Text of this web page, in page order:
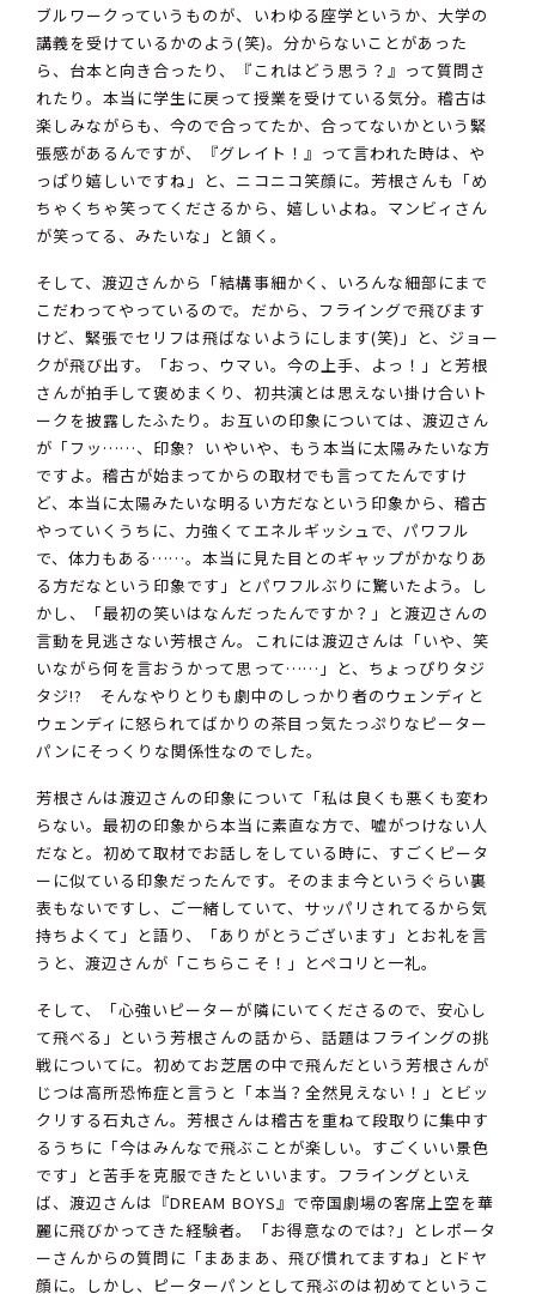
ブルワークっていうものが、いわゆる座学というか、大学の
講義を受けているかのよう(笑)。分からないことがあった
ら、台本と向き合ったり、『これはどう思う？』って質問さ
れたり。本当に学生に戻って授業を受けている気分。稽古は
楽しみながらも、今ので合ってたか、合ってないかという緊
張感があるんですが、『グレイト！』って言われた時は、や
っぱり嬉しいですね」と、ニコニコ笑顔に。芳根さんも「め
ちゃくちゃ笑ってくださるから、嬉しいよね。マンビィさん
が笑ってる、みたいな」と頷く。
そして、渡辺さんから「結構事細かく、いろんな細部にまで
こだわってやっているので。だから、フライングで飛びます
けど、緊張でセリフは飛ばないようにします(笑)」と、ジョー
クが飛び出す。「おっ、ウマい。今の上手、よっ！」と芳根
さんが拍手して褒めまくり、初共演とは思えない掛け合いト
ークを披露したふたり。お互いの印象については、渡辺さん
が「フッ……、印象? いやいや、もう本当に太陽みたいな方
ですよ。稽古が始まってからの取材でも言ってたんですけ
ど、本当に太陽みたいな明るい方だなという印象から、稽古
やっていくうちに、力強くてエネルギッシュで、パワフル
で、体力もある……。本当に見た目とのギャップがかなりあ
る方だなという印象です」とパワフルぶりに驚いたよう。し
かし、「最初の笑いはなんだったんですか？」と渡辺さんの
言動を見逃さない芳根さん。これには渡辺さんは「いや、笑
いながら何を言おうかって思って……」と、ちょっぴりタジ
タジ!? そんなやりとりも劇中のしっかり者のウェンディと
ウェンディに怒られてばかりの茶目っ気たっぷりなピーター
パンにそっくりな関係性なのでした。
芳根さんは渡辺さんの印象について「私は良くも悪くも変わ
らない。最初の印象から本当に素直な方で、嘘がつけない人
だなと。初めて取材でお話しをしている時に、すごくピータ
ーに似ている印象だったんです。そのまま今というぐらい裏
表もないですし、ご一緒していて、サッパリされてるから気
持ちよくて」と語り、「ありがとうございます」とお礼を言
うと、渡辺さんが「こちらこそ！」とペコリと一礼。
そして、「心強いピーターが隣にいてくださるので、安心し
て飛べる」という芳根さんの話から、話題はフライングの挑
戦についてに。初めてお芝居の中で飛んだという芳根さんが
じつは高所恐怖症と言うと「本当？全然見えない！」とビッ
クリする石丸さん。芳根さんは稽古を重ねて段取りに集中す
るうちに「今はみんなで飛ぶことが楽しい。すごくいい景色
です」と苦手を克服できたといいます。フライングといえ
ば、渡辺さんは『DREAM BOYS』で帝国劇場の客席上空を華
麗に飛びかってきた経験者。「お得意なのでは?」とレポータ
ーさんからの質問に「まあまあ、飛び慣れてますね」とドヤ
顔に。しかし、ピーターパンとして飛ぶのは初めてというこ